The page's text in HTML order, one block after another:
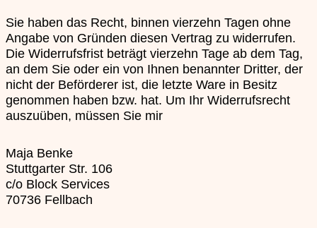
Sie haben das Recht, binnen vierzehn Tagen ohne
Angabe von Gründen diesen Vertrag zu widerrufen.
Die Widerrufsfrist beträgt vierzehn Tage ab dem Tag,
an dem Sie oder ein von Ihnen benannter Dritter, der
nicht der Beförderer ist, die letzte Ware in Besitz
genommen haben bzw. hat. Um Ihr Widerrufsrecht
auszuüben, müssen Sie mir
Maja Benke
Stuttgarter Str. 106
c/o Block Services
70736 Fellbach